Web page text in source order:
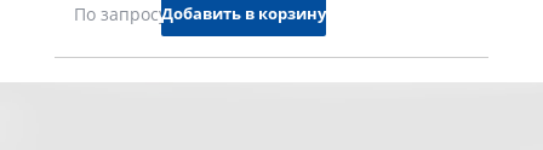
По запросуДобавить в корзину